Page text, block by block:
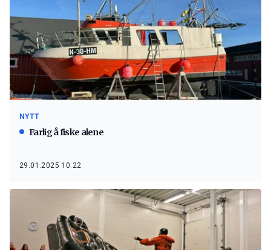
NYTT
Farlig å fiske alene
29.01.2025 10:22